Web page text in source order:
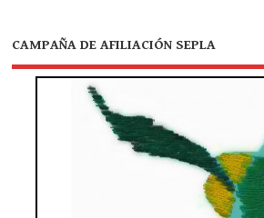
CAMPAÑA DE AFILIACIÓN SEPLA